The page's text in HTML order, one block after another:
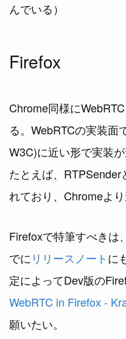
んでいる）
Firefox
Chrome同様に
る。WebRTCの実装面
W3C)に近い形で実装
たとえば、RTPSender
れており、Chromeより
Firefoxで特筆すべきは
でにリリースノートに
定によってDev版の
WebRTC in Firefox -
願いたい。